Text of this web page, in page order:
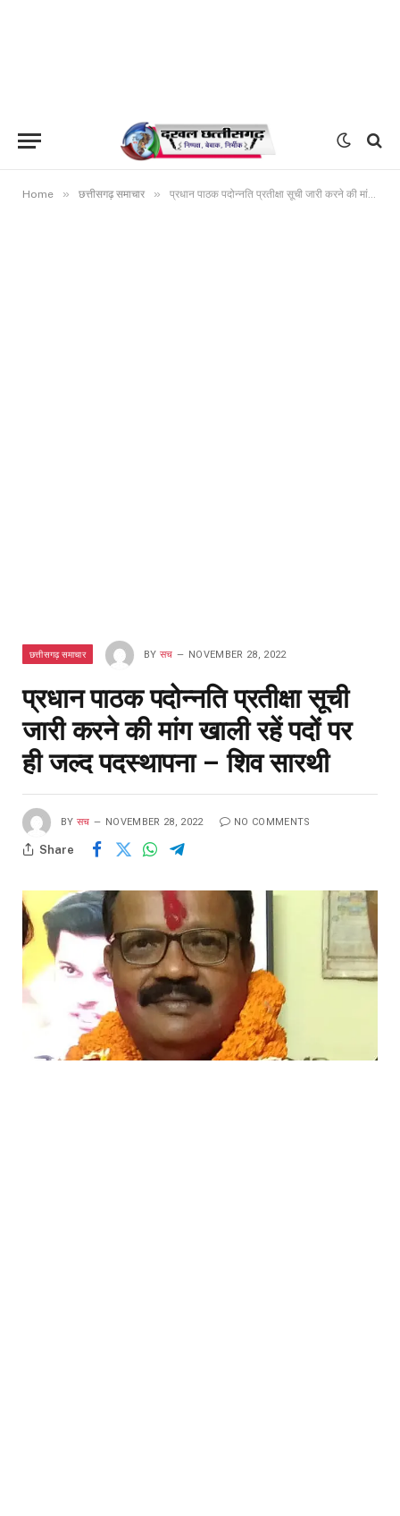
Home » छत्तीसगढ़ समाचार » प्रधान पाठक पदोन्नति प्रतीक्षा सूची जारी करने की मांग खाली रहें पदों पर ही जल्द पदस्थापना – शिव सारथी
छत्तीसगढ़ समाचार BY सच NOVEMBER 28, 2022
प्रधान पाठक पदोन्नति प्रतीक्षा सूची
जारी करने की मांग खाली रहें पदों पर
ही जल्द पदस्थापना – शिव सारथी
BY सच NOVEMBER 28, 2022 NO COMMENTS
Share